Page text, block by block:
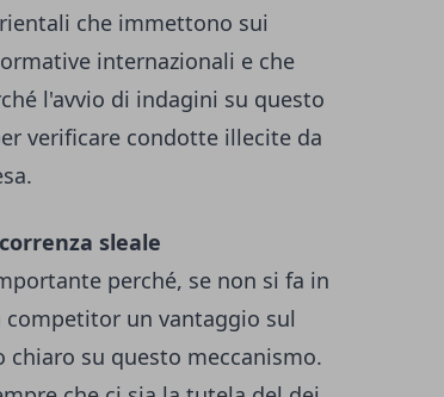
che immettono sui
internazionali e che
l'avvio di indagini su questo
verificare condotte illecite da
sleale
perché, se non si fa in
competitor un vantaggio sul
chiaro su questo meccanismo.